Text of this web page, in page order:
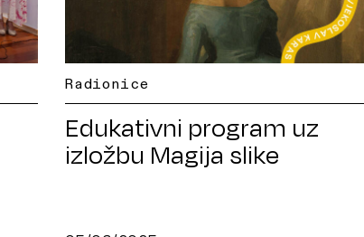
Radionice
Edukativni program uz
izložbu Magija slike